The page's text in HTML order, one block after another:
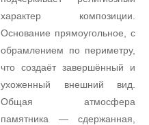
характер композиции.
Основание прямоугольное, с
обрамлением по периметру,
что создаёт завершённый и
ухоженный внешний вид.
Общая атмосфера
памятника — сдержанная,